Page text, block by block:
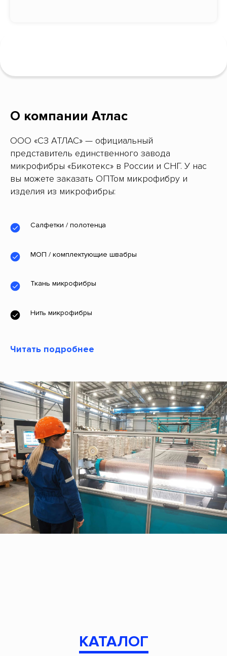
О компании Атлас
ООО «СЗ АТЛАС» — официальный
представитель единственного завода
микрофибры «Бикотекс» в России и СНГ. У нас
вы можете заказать ОПТом микрофибру и
изделия из микрофибры:
Салфетки / полотенца
МОП / комплектующие швабры
Ткань микрофибры
Нить микрофибры
Читать подробнее
КАТАЛОГ